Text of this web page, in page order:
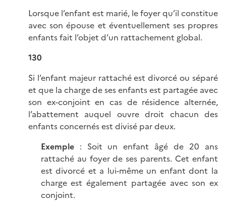
Lorsque l’enfant est marié, le foyer qu’il constitue
avec son épouse et éventuellement ses propres
enfants fait l’objet d’un rattachement global.
130
Si l’enfant majeur rattaché est divorcé ou séparé
et que la charge de ses enfants est partagée avec
son ex-conjoint en cas de résidence alternée,
l’abattement auquel ouvre droit chacun des
enfants concernés est divisé par deux.
Exemple: Soit un enfant âgé de 20 ans
rattaché au foyer de ses parents. Cet enfant
est divorcé et a lui-même un enfant dont la
charge est également partagée avec son ex
conjoint.